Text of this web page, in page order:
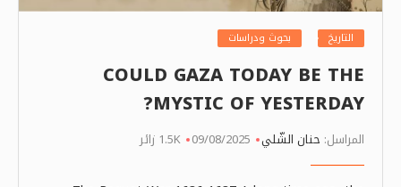
التاريخ بحوث ودراسات
COULD GAZA TODAY BE THE
MYSTIC OF YESTERDAY?
المراسل: حنان الشّلي 09/08/2025 1.5K زائر